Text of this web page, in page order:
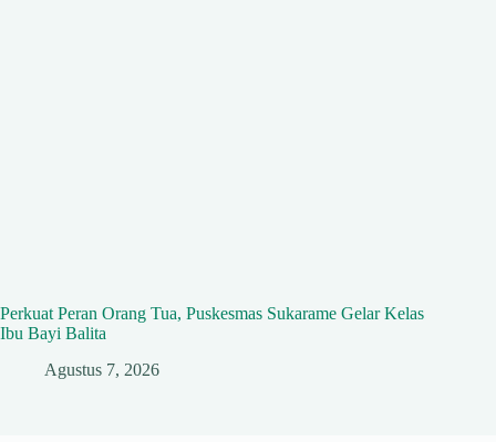
Perkuat Peran Orang Tua, Puskesmas Sukarame Gelar Kelas
Ibu Bayi Balita
Agustus 7, 2026